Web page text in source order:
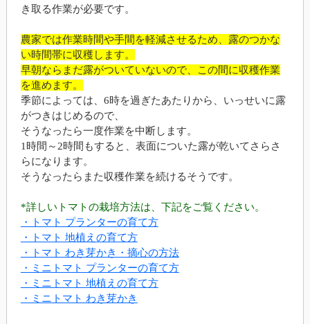
き取る作業が必要です。
農家では作業時間や手間を軽減させるため、露のつかな
い時間帯に収穫します。
早朝ならまだ露がついていないので、この間に収穫作業
を進めます。
季節によっては、6時を過ぎたあたりから、いっせいに露
がつきはじめるので、
そうなったら一度作業を中断します。
1時間～2時間もすると、表面についた露が乾いてさらさ
らになります。
そうなったらまた収穫作業を続けるそうです。
*詳しいトマトの栽培方法は、下記をご覧ください。
・トマト プランターの育て方
・トマト 地植えの育て方
・トマト わき芽かき・摘心の方法
・ミニトマト プランターの育て方
・ミニトマト 地植えの育て方
・ミニトマト わき芽かき